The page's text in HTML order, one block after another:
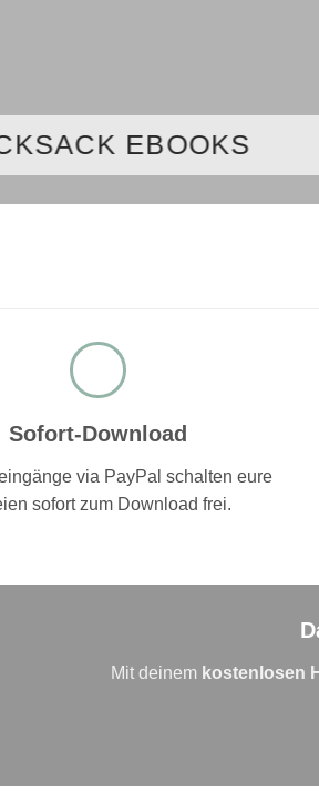
EBOOKS
Sofort-Download
via PayPal schalten eure
sofort zum Download frei.
Mit deinem kostenlosen